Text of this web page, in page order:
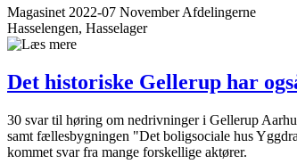
Magasinet 2022-07 November Afdelingerne
Hasselengen, Hasselager
Det historiske Gellerup har
30 svar til høring om nedrivninger i Gellerup
samt fællesbygningen "Det boligsociale hus
kommet svar fra mange forskellige aktører.